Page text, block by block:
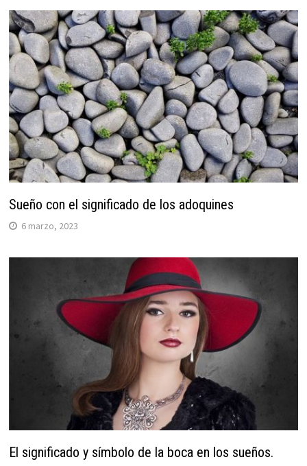
Sueño con el significado de los adoquines
6 marzo, 2023
El significado y símbolo de la boca en los sueños.